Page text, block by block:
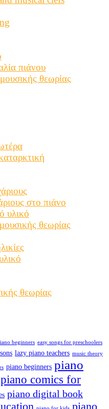
πιάνου
θεωρίας
στο πιάνο
υλικό
θεωρίας
θεωρίας
beginners easy songs for preschoolers
lazy piano teachers music theory
piano beginners piano
piano comics for
piano digital book
piano